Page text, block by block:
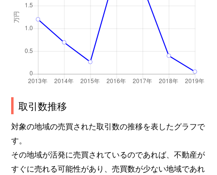
取引数推移
対象の地域の売買された取引数の推移を表したグラフで
す。
その地域が活発に売買されているのであれば、不動産が
すぐに売れる可能性があり、売買数が少ない地域であれ